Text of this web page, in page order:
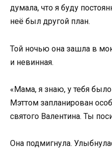
думала, что я буду
неё был другой план.
Той ночью она зашла в
и невинная.
«Мама, я знаю, у тебя
Мэттом запланирован
святого Валентина. Ты
Она подмигнула.